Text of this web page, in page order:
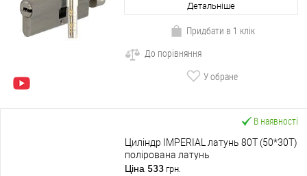
Детальніше
Придбати в 1 клік
До порівняння
У обране
В наявності
Циліндр IMPERIAL латунь 80T (50*30T)
полірована латунь
Ціна 533 грн.